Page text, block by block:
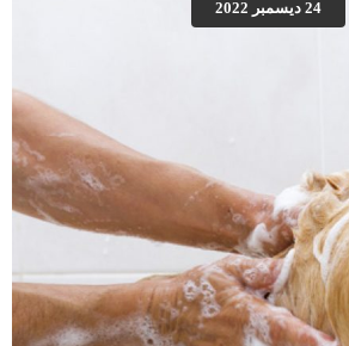
للكلب للتأكد من عدم وجود اى عوائق صحيةبناء على24 ديسمبر 2022